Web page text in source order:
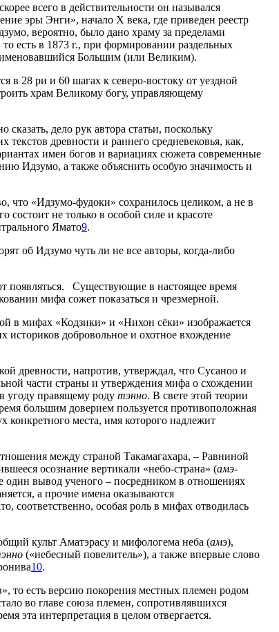
всего в действительности он назывался
эры Энги», начало X века, где приведен реестр
вероятно, было дано храму за пределами
есть в 1873 г., при формировании раздельных
именовавшийся Большим (или Великим).
в 28 ри и 60 шагах к северо-востоку от уездной
храм Великому богу, управляющему
дело рук автора статьи, поскольку
древности и раннего средневековья, как,
имен богов и вариациях сюжета современные
Идзумо, а также объяснить особую значимость и
что «Идзумо-фудоки» сохранилось целиком, а не в
не только в особой силе и красоте
Ямато9.
об Идзумо чуть ли не все авторы, когда-либо
появляться.
Существующие в настоящее время
мифа сожет показаться и чрезмерной.
в мифах «Кодзики» и «Нихон сёки» изображается
историков добровольное и охотное вхождение
древности, напротив, утверждал, что Сусаноо и
части страны и утверждения мифа о схождении
угоду правящему роду тэнно. В свете этой теории
большим доверием пользуется противоположная
места, имя которого надлежит
между страной Такамагахара, – Равниной
осознание вертикали «небо-страна» (амэ-
вывод ученого – посредником в отношениях
а прочие имена оказываются
соответственно, особая роль в мифах отводилась
культ Аматэрасу и мифологема неба (амэ),
(«небесный повелитель»), а также впервые слово
10.
то есть версию покорения местных племен родом
во главе союза племен, сопротивлявшихся
эта интерпретация в целом отвергается.